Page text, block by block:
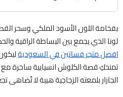
بفخامة اللون الأسود الملكي وسحر
لونا الذي يجمع بين البساطة الراقية
افضل متجر فساتين في السعودية
تمنحكِ قصة الكلوش انسيابية ساحرة
الجازار بلمعته الزجاجية هيبة لا تُضاهى